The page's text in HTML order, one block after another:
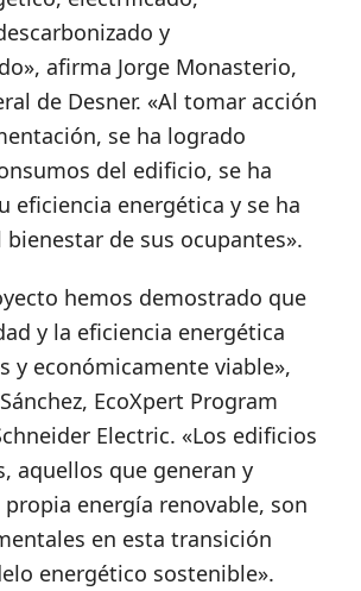
y
afirma Jorge Monasterio,
de Desner. «Al tomar acción
se ha logrado
del edificio, se ha
eficiencia energética y se ha
de sus ocupantes».
hemos demostrado que
y la eficiencia energética
y económicamente viable»,
EcoXpert Program
Electric. «Los edificios
aquellos que generan y
energía renovable, son
en esta transición
energético sostenible».